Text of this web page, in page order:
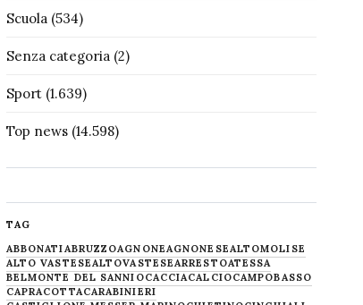
Scuola(534)
Senza categoria(2)
Sport(1.639)
Top news(14.598)
TAG
ABBONATIABRUZZOAGNONEAGNONESEALTOMOLISE
ALTO VASTESEALTOVASTESEARRESTOATESSA
BELMONTE DEL SANNIOCACCIACALCIOCAMPOBASSO
CAPRACOTTACARABINIERI